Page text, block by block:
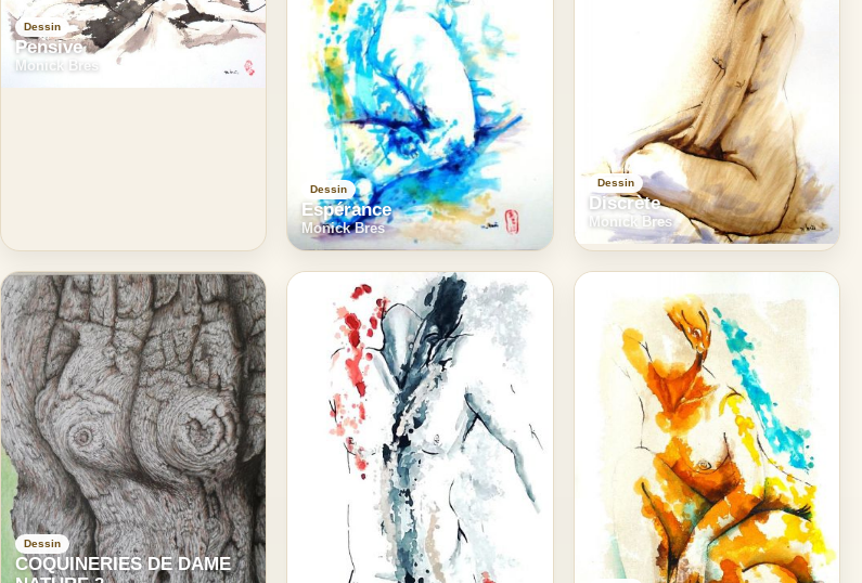
Dessin
Pensive
Monick Bres
Dessin
Espérance
Monick Bres
Dessin
Discrète
Monick Bres
Dessin
COQUINERIES DE DAME